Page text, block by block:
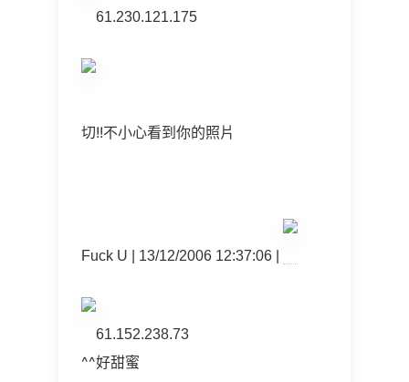
61.230.121.175
切!!不小心看到你的照片
Fuck U | 13/12/2006 12:37:06 |
61.152.238.73
^^好甜蜜